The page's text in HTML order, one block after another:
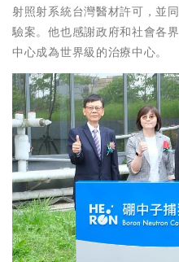
射照射系統台灣醫材許可，並
驗案。他也感謝政府和社會各
中心成為世界級的治療中心。